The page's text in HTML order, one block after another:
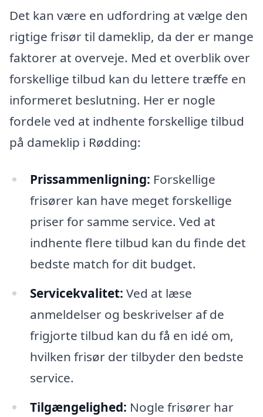
Det kan være en udfordring at vælge den
rigtige frisør til dameklip, da der er mange
faktorer at overveje. Med et overblik over
forskellige tilbud kan du lettere træffe en
informeret beslutning. Her er nogle
fordele ved at indhente forskellige tilbud
på dameklip i Rødding:
Prissammenligning: Forskellige
frisører kan have meget forskellige
priser for samme service. Ved at
indhente flere tilbud kan du finde det
bedste match for dit budget.
Servicekvalitet: Ved at læse
anmeldelser og beskrivelser af de
frigjorte tilbud kan du få en idé om,
hvilken frisør der tilbyder den bedste
service.
Tilgængelighed: Nogle frisører har